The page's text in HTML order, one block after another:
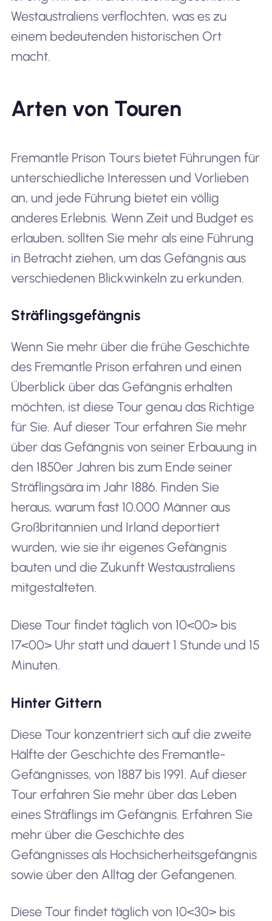
Westaustraliens verflochten, was es zu
einem bedeutenden historischen Ort
macht.
Arten von Touren
Fremantle Prison Tours bietet Führungen für
unterschiedliche Interessen und Vorlieben
an, und jede Führung bietet ein völlig
anderes Erlebnis. Wenn Zeit und Budget es
erlauben, sollten Sie mehr als eine Führung
in Betracht ziehen, um das Gefängnis aus
verschiedenen Blickwinkeln zu erkunden.
Sträflingsgefängnis
Wenn Sie mehr über die frühe Geschichte
des Fremantle Prison erfahren und einen
Überblick über das Gefängnis erhalten
möchten, ist diese Tour genau das Richtige
für Sie. Auf dieser Tour erfahren Sie mehr
über das Gefängnis von seiner Erbauung in
den 1850er Jahren bis zum Ende seiner
Sträflingsära im Jahr 1886. Finden Sie
heraus, warum fast 10.000 Männer aus
Großbritannien und Irland deportiert
wurden, wie sie ihr eigenes Gefängnis
bauten und die Zukunft Westaustraliens
mitgestalteten.
Diese Tour findet täglich von 10<00> bis
17<00> Uhr statt und dauert 1 Stunde und 15
Minuten.
Hinter Gittern
Diese Tour konzentriert sich auf die zweite
Hälfte der Geschichte des Fremantle-
Gefängnisses, von 1887 bis 1991. Auf dieser
Tour erfahren Sie mehr über das Leben
eines Sträflings im Gefängnis. Erfahren Sie
mehr über die Geschichte des
Gefängnisses als Hochsicherheitsgefängnis
sowie über den Alltag der Gefangenen.
Diese Tour findet täglich von 10<30> bis